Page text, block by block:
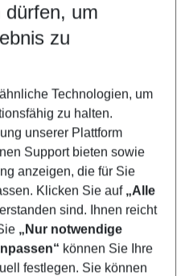
your best
nights
filter
dürfen, um
zu
Technologien, um
zu halten.
unserer Plattform
Support bieten sowie
anzeigen, die für Sie
Klicken Sie auf „Alle
sind. Ihnen reicht
„Nur notwendige
können Sie Ihre
festlegen. Sie können